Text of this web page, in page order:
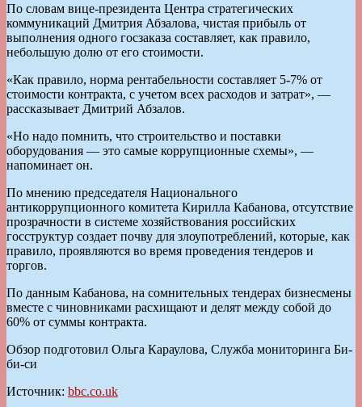
По словам вице-президента Центра стратегических
коммуникаций Дмитрия Абзалова, чистая прибыль от
выполнения одного госзаказа составляет, как правило,
небольшую долю от его стоимости.
«Как правило, норма рентабельности составляет 5-7% от
стоимости контракта, с учетом всех расходов и затрат», —
рассказывает Дмитрий Абзалов.
«Но надо помнить, что строительство и поставки
оборудования — это самые коррупционные схемы», —
напоминает он.
По мнению председателя Национального
антикоррупционного комитета Кирилла Кабанова, отсутствие
прозрачности в системе хозяйствования российских
госструктур создает почву для злоупотреблений, которые, как
правило, проявляются во время проведения тендеров и
торгов.
По данным Кабанова, на сомнительных тендерах бизнесмены
вместе с чиновниками расхищают и делят между собой до
60% от суммы контракта.
Обзор подготовил Ольга Караулова, Служба мониторинга Би-
би-си
Источник: bbc.co.uk